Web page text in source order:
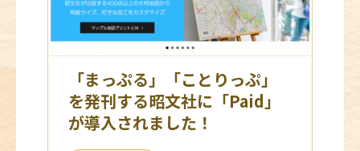
「まっぷる」「ことりっぷ」
を発刊する昭文社に「Paid」
が導入されました！